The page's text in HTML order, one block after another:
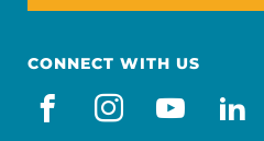
CONNECT WITH US
facebook_es
instagram